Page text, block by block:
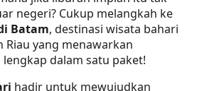
negeri? Cukup melangkah ke
Batam, destinasi wisata bahari
Riau yang menawarkan
dalam satu paket!
hadir untuk mewujudkan